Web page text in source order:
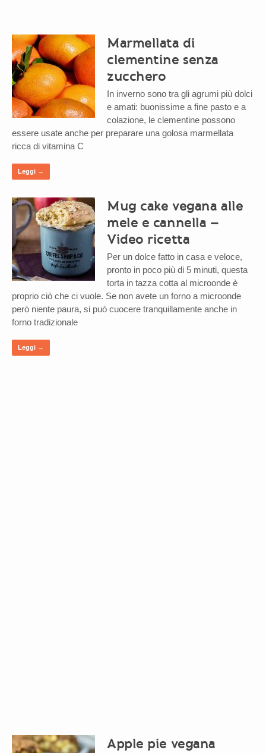
Marmellata di
clementine senza
zucchero
In inverno sono tra gli agrumi più dolci
e amati: buonissime a fine pasto e a
colazione, le clementine possono
essere usate anche per preparare una golosa marmellata
ricca di vitamina C
Leggi →
Mug cake vegana alle
mele e cannella –
Video ricetta
Per un dolce fatto in casa e veloce,
pronto in poco più di 5 minuti, questa
torta in tazza cotta al microonde è
proprio ciò che ci vuole. Se non avete un forno a microonde
però niente paura, si può cuocere tranquillamente anche in
forno tradizionale
Leggi →
Apple pie vegana